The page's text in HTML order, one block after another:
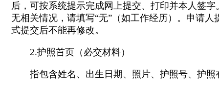
后，可按系统提示完成网上提交、打印并本人签
无相关情况，请填写“无”（如工作经历）。申请
式提交后不能再修改。
2.护照首页（必交材料）
指包含姓名、出生日期、照片、护照号、护